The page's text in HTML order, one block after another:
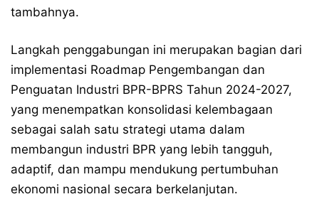
tambahnya.
Langkah penggabungan ini merupakan bagian dari
implementasi Roadmap Pengembangan dan
Penguatan Industri BPR-BPRS Tahun 2024-2027,
yang menempatkan konsolidasi kelembagaan
sebagai salah satu strategi utama dalam
membangun industri BPR yang lebih tangguh,
adaptif, dan mampu mendukung pertumbuhan
ekonomi nasional secara berkelanjutan.